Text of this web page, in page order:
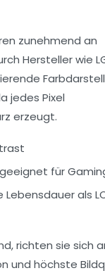
zunehmend an
Hersteller wie
jedes Pixel
erzeugt.
für
als
richten sie sich
und höchste